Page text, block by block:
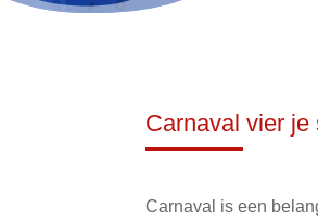
Carnaval vier je
Carnaval is een